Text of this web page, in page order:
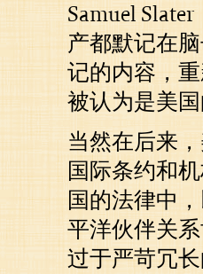
Samuel
产都默记在
记的内容，
被认为是美
当然在后来
国际条约和
国的法律中
平洋伙伴关
过于严苛冗